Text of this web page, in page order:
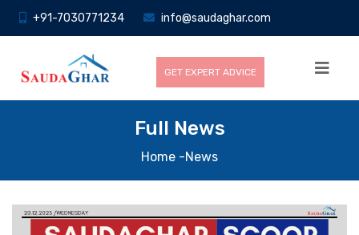
+91-7030771234 info@saudaghar.com
GET EXPERT ADVICE
Full News
Home -News